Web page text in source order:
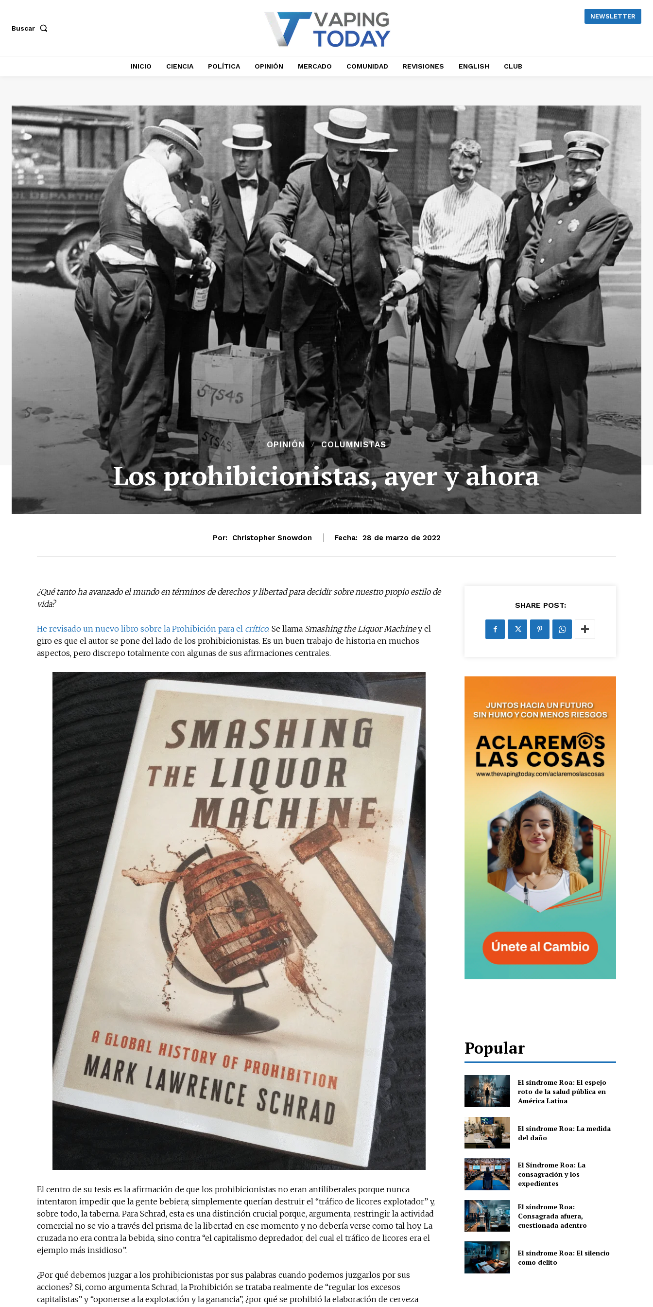
No te pierdas de las últimas
noticias
Suscríbete a nuestro boletín diario y recibe todas las
noticias del vapeo y la reducción de daños en tu correo
electrónico.
Subscribe to our daily clipping and receive all the news
of vaping and tobacco harm reduction in your email.
SUBSCRIBIRSE
Buscar
NEWSLETTER
INICIO CIENCIA POLÍTICA OPINIÓN MERCADO COMUNIDAD REVISIONES ENGLISH CLUB
OPINIÓN COLUMNISTAS
Los prohibicionistas, ayer y ahora
Por: Christopher Snowdon Fecha: 28 de marzo de 2022
¿Qué tanto ha avanzado el mundo en términos de derechos y libertad para decidir sobre nuestro propio estilo de
vida?
He revisado un nuevo libro sobre la Prohibición para el crítico. Se llama Smashing the Liquor Machiney el
giro es que el autor se pone del lado de los prohibicionistas. Es un buen trabajo de historia en muchos
aspectos, pero discrepo totalmente con algunas de sus afirmaciones centrales.
El centro de su tesis es la afirmación de que los prohibicionistas no eran antiliberales porque nunca
intentaron impedir que la gente bebiera; simplemente querían destruir el “tráfico de licores explotador” y,
sobre todo, la taberna. Para Schrad, esta es una distinción crucial porque, argumenta, restringir la actividad
comercial no se vio a través del prisma de la libertad en ese momento y no debería verse como tal hoy. La
cruzada no era contra la bebida, sino contra “el capitalismo depredador, del cual el tráfico de licores era el
ejemplo más insidioso”.
¿Por qué debemos juzgar a los prohibicionistas por sus palabras cuando podemos juzgarlos por sus
acciones? Si, como argumenta Schrad, la Prohibición se trataba realmente de “regular los excesos
capitalistas” y “oponerse a la explotación y la ganancia”, ¿por qué se prohibió la elaboración de cerveza
SHARE POST:
Popular
El síndrome Roa: El espejo
roto de la salud pública en
América Latina
El síndrome Roa: La medida
del daño
El Síndrome Roa: La
consagración y los
expedientes
El síndrome Roa:
Consagrada afuera,
cuestionada adentro
El síndrome Roa: El silencio
como delito